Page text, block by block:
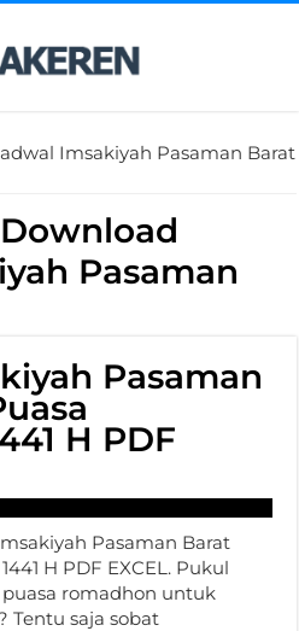
Imsakiyah Pasaman Barat
Download
Pasaman
Pasaman
H PDF
Pasaman Barat
H PDF EXCEL. Pukul
romadhon untuk
Tentu saja sobat